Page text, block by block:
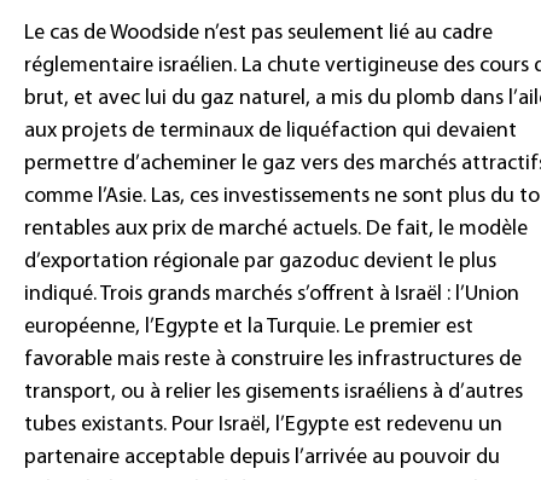
Le cas de Woodside n’est pas seulement lié au cadre
réglementaire israélien. La chute vertigineuse des cours
brut, et avec lui du gaz naturel, a mis du plomb dans
aux projets de terminaux de liquéfaction qui devaient
permettre d’acheminer le gaz vers des marchés
comme l’Asie. Las, ces investissements ne sont plus du
rentables aux prix de marché actuels. De fait, le modèle
d’exportation régionale par gazoduc devient le plus
indiqué. Trois grands marchés s’offrent à Israël : l’Union
européenne, l’Egypte et la Turquie. Le premier est
favorable mais reste à construire les infrastructures de
transport, ou à relier les gisements israéliens à d’autres
tubes existants. Pour Israël, l’Egypte est redevenu un
partenaire acceptable depuis l’arrivée au pouvoir du